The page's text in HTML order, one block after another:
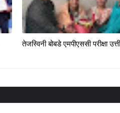
तेजस्विनी बोबडे एमपीएससी परीक्षा